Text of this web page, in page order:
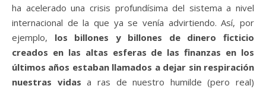
ha acelerado una crisis profundísima del sistema a nivel
internacional de la que ya se venía advirtiendo. Así, por
ejemplo, los billones y billones de dinero ficticio
creados en las altas esferas de las finanzas en los
últimos años estaban llamados a dejar sin respiración
nuestras vidas a ras de nuestro humilde (pero real)